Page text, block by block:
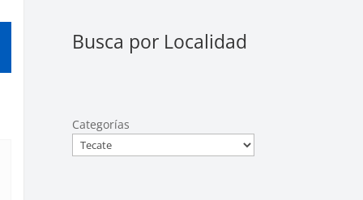
Busca por Localidad
Categorías